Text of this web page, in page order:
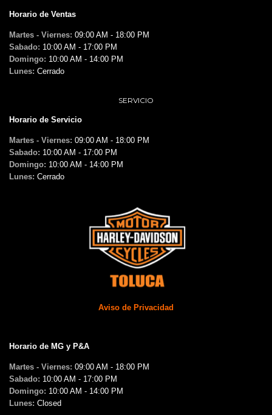
Horario de Ventas
Martes - Viernes: 09:00 AM - 18:00 PM
Sabado: 10:00 AM - 17:00 PM
Domingo: 10:00 AM - 14:00 PM
Lunes: Cerrado
SERVICIO
Horario de Servicio
Martes - Viernes: 09:00 AM - 18:00 PM
Sabado: 10:00 AM - 17:00 PM
Domingo: 10:00 AM - 14:00 PM
Lunes: Cerrado
Aviso de Privacidad
Horario de MG y P&A
Martes - Viernes: 09:00 AM - 18:00 PM
Sabado: 10:00 AM - 17:00 PM
Domingo: 10:00 AM - 14:00 PM
Lunes: Closed